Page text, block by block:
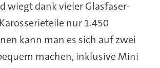
wiegt dank vieler Glasfaser-
nur 1.450
kann man es sich auf zwei
machen, inklusive Mini